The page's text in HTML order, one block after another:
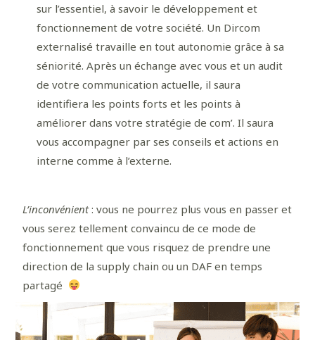
sur l’essentiel, à savoir le développement et
fonctionnement de votre société. Un Dircom
externalisé travaille en tout autonomie grâce à sa
séniorité. Après un échange avec vous et un audit
de votre communication actuelle, il saura
identifiera les points forts et les points à
améliorer dans votre stratégie de com’. Il saura
vous accompagner par ses conseils et actions en
interne comme à l’externe.
L’inconvénient: vous ne pourrez plus vous en passer et
vous serez tellement convaincu de ce mode de
fonctionnement que vous risquez de prendre une
direction de la supply chain ou un DAF en temps
partagé